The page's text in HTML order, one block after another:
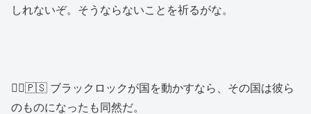
しれないぞ。そうならないことを祈るがな。
👱‍♂️🇵🇸 ブラックロックが国を動かすなら、その国は彼ら
のものになったも同然だ。